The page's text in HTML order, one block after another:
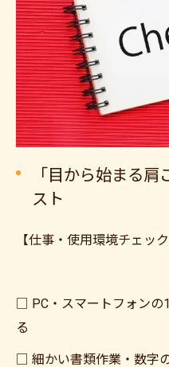
「目から始まる
スト
【仕事・使用環境チェック
□ PC・スマートフォンの
る
□ 細かい書類作業・数字